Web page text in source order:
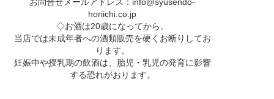
horiichi.co.jp
◇お酒は20歳になってから。
当店では未成年者への酒類販売を硬くお断りしてお
ります。
妊娠中や授乳期の飲酒は、胎児・乳児の発育に影響
する恐れがおります。